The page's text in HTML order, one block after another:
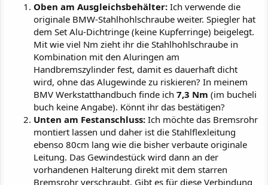
Oben am Ausgleichsbehälter: Ich verwende die
originale BMW-Stahlhohlschraube weiter. Spiegler hat
dem Set Alu-Dichtringe (keine Kupferringe) beigelegt.
Mit wie viel Nm zieht ihr die Stahlhohlschraube in
Kombination mit den Aluringen am
Handbremszylinder fest, damit es dauerhaft dicht
wird, ohne das Alugewinde zu riskieren? In meinem
BMV Werkstatthandbuch finde ich 7,3 Nm (im bucheli
buch keine Angabe). Könnt ihr das bestätigen?
Unten am Festanschluss: Ich möchte das Bremsrohr
montiert lassen und daher ist die Stahlflexleitung
ebenso 80cm lang wie die bisher verbaute originale
Leitung. Das Gewindestück wird dann an der
vorhandenen Halterung direkt mit dem starren
Bremsrohr verschraubt. Gibt es für diese Verbindung